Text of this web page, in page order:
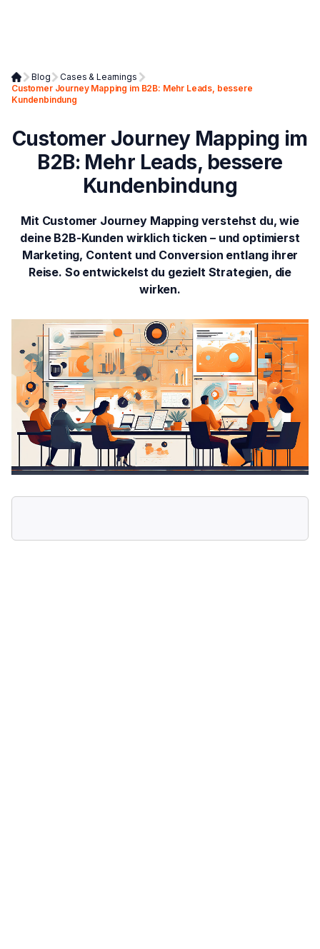
Blog
Cases & Learnings
Customer Journey Mapping im B2B: Mehr Leads, bessere
Kundenbindung
Customer Journey Mapping im
B2B: Mehr Leads, bessere
Kundenbindung
Mit Customer Journey Mapping verstehst du, wie
deine B2B-Kunden wirklich ticken – und optimierst
Marketing, Content und Conversion entlang ihrer
Reise. So entwickelst du gezielt Strategien, die
wirken.